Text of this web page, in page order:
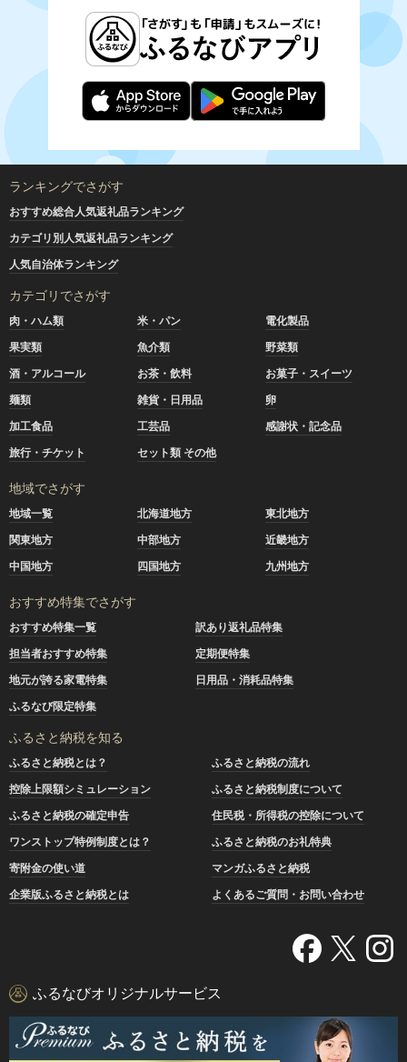
ランキングでさがす
おすすめ総合人気返礼品ランキング
カテゴリ別人気返礼品ランキング
人気自治体ランキング
カテゴリでさがす
肉・ハム類 米・パン
電化製品
果実類
魚介類
野菜類
酒・アルコール
お茶・飲料
お菓子・スイーツ
麺類
雑貨・日用品
卵
加工食品
工芸品
感謝状・記念品
旅行・チケット
セット類 その他
地域でさがす
地域一覧 北海道地方
東北地方
関東地方
中部地方
近畿地方
中国地方
四国地方 九州地方
おすすめ特集でさがす
おすすめ特集一覧
訳あり返礼品特集
担当者おすすめ特集
定期便特集
地元が誇る家電特集
日用品・消耗品特集
ふるなび限定特集
ふるさと納税を知る
ふるさと納税とは？
ふるさと納税の流れ
控除上限額シミュレーション
ふるさと納税制度について
ふるさと納税の確定申告
住民税・所得税の控除について
ワンストップ特例制度とは？
ふるさと納税のお礼特典
寄附金の使い道
マンガふるさと納税
企業版ふるさと納税とは
よくあるご質問・お問い合わせ
ふるなびオリジナルサービス